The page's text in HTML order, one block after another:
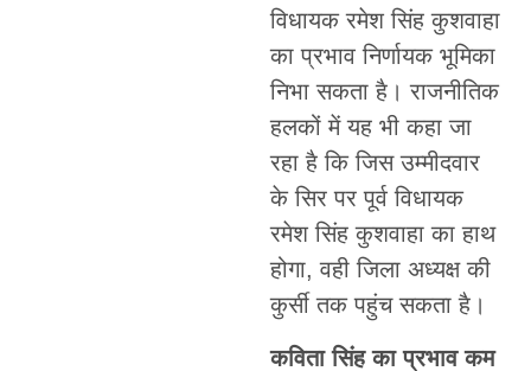
विधायक रमेश सिंह कुशवाहा
का प्रभाव निर्णायक भूमिका
निभा सकता है। राजनीतिक
हलकों में यह भी कहा जा
रहा है कि जिस उम्मीदवार
के सिर पर पूर्व विधायक
रमेश सिंह कुशवाहा का हाथ
होगा, वही जिला अध्यक्ष की
कुर्सी तक पहुंच सकता है।
कविता सिंह का प्रभाव कम